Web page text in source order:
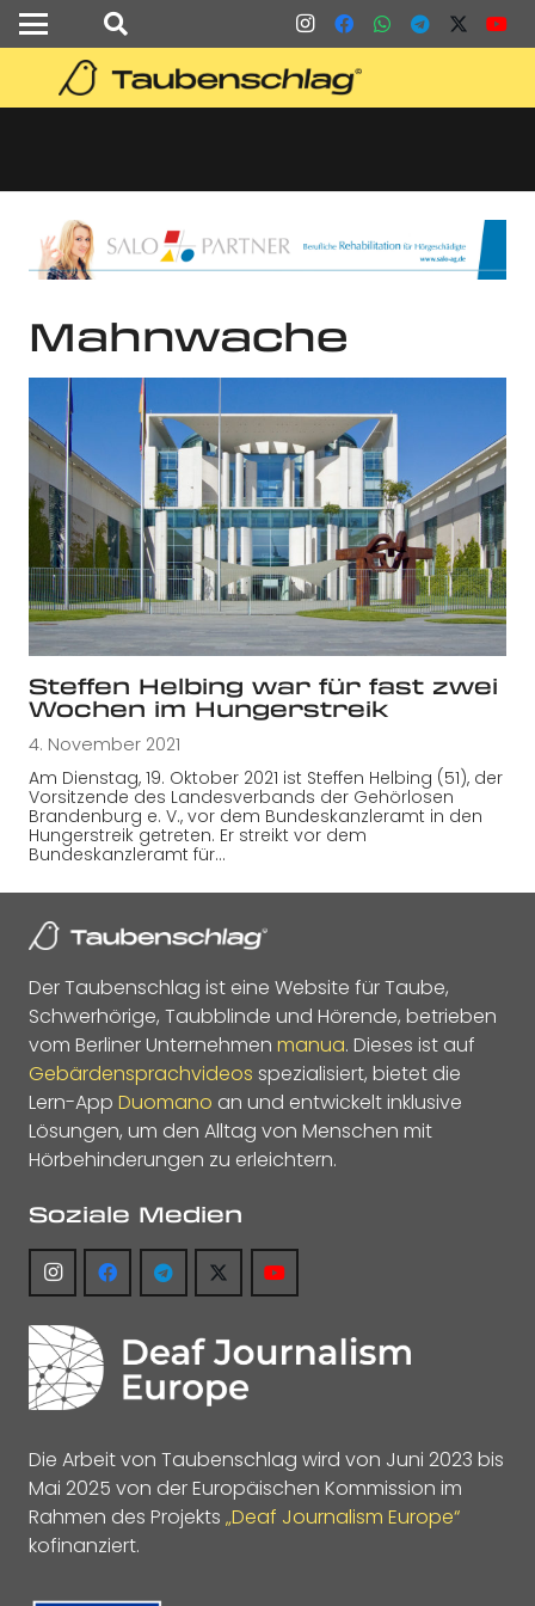
Mahnwache
Steffen Helbing war für fast zwei
Wochen im Hungerstreik
4. November 2021
Am Dienstag, 19. Oktober 2021 ist Steffen Helbing (51), der
Vorsitzende des Landesverbands der Gehörlosen
Brandenburg e. V., vor dem Bundeskanzleramt in den
Hungerstreik getreten. Er streikt vor dem
Bundeskanzleramt für…
Der Taubenschlag ist eine Website für Taube,
Schwerhörige, Taubblinde und Hörende, betrieben
vom Berliner Unternehmen manua. Dieses ist auf
Gebärdensprachvideos spezialisiert, bietet die
Lern-App Duomano an und entwickelt inklusive
Lösungen, um den Alltag von Menschen mit
Hörbehinderungen zu erleichtern.
Soziale Medien
Die Arbeit von Taubenschlag wird von Juni 2023 bis
Mai 2025 von der Europäischen Kommission im
Rahmen des Projekts „Deaf Journalism Europe“
kofinanziert.